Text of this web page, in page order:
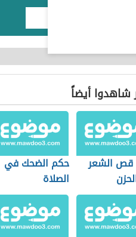
شاهدوا أيضاً
الشعر
حكم الضحك في
الصلاة